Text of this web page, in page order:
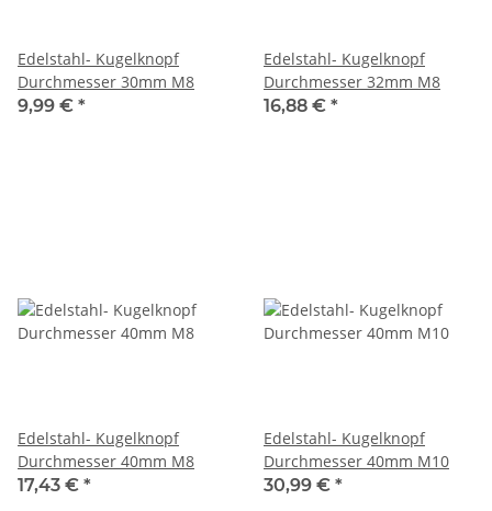
Edelstahl- Kugelknopf
Durchmesser 30mm M8
9,99 € *
Edelstahl- Kugelknopf
Durchmesser 32mm M8
16,88 € *
Edelstahl- Kugelknopf
Durchmesser 40mm M8
17,43 € *
Edelstahl- Kugelknopf
Durchmesser 40mm M10
30,99 € *